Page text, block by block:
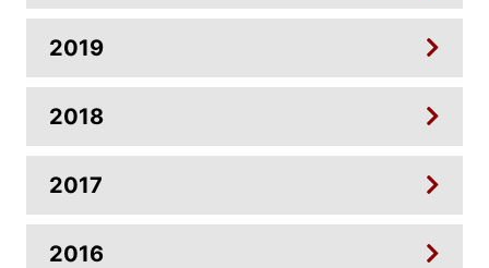
2019
2018
2017
2016